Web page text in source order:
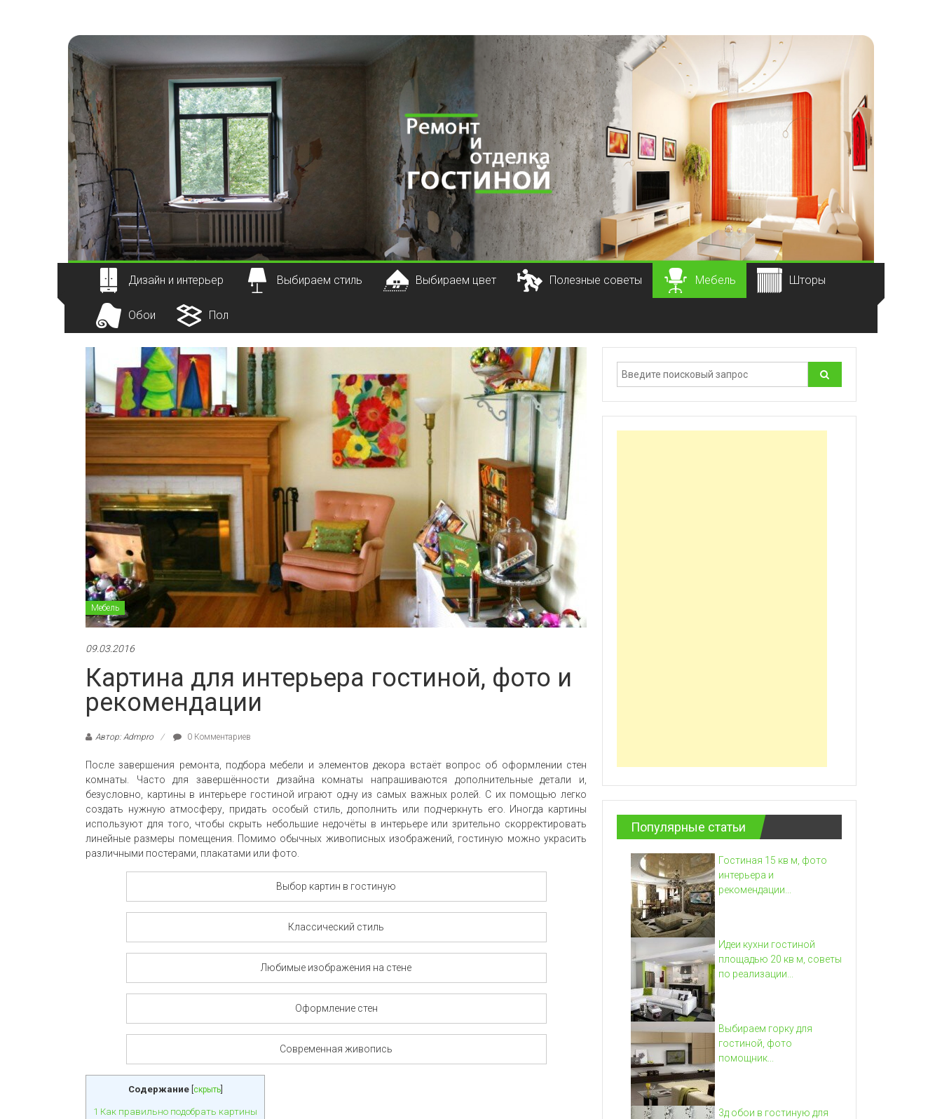
Дизайн и интерьер Выбираем стиль Выбираем цвет Полезные советы Мебель Шторы
Обои Пол
Мебель
09.03.2016
Картина для интерьера гостиной, фото и
рекомендации
Автор: Admpro 0 Комментариев
После завершения ремонта, подбора мебели и элементов декора встаёт вопрос об оформлении стен
комнаты. Часто для завершённости дизайна комнаты напрашиваются дополнительные детали и,
безусловно, картины в интерьере гостиной играют одну из самых важных ролей. С их помощью легко
создать нужную атмосферу, придать особый стиль, дополнить или подчеркнуть его. Иногда картины
используют для того, чтобы скрыть небольшие недочёты в интерьере или зрительно скорректировать
линейные размеры помещения. Помимо обычных живописных изображений, гостиную можно украсить
различными постерами, плакатами или фото.
Выбор картин в гостиную
Классический стиль
Любимые изображения на стене
Оформление стен
Современная живопись
Содержание скрыть]
1 Как правильно подобрать картины
Популярные статьи
Гостиная 15 кв м, фото
интерьера и
рекомендации...
Идеи кухни гостиной
площадью 20 кв м, советы
по реализации...
Выбираем горку для
гостиной, фото
помощник...
3д обои в гостиную для